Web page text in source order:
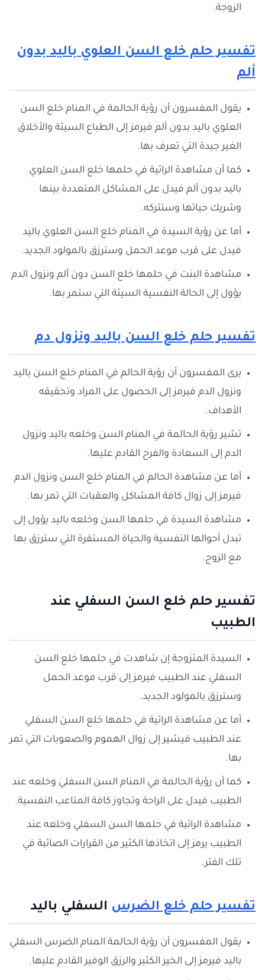
الزوجة.
تفسير حلم خلع السن العلوي باليد بدون
ألم
يقول المفسرون أن رؤية الحالمة في المنام خلع السن
العلوي باليد بدون ألم فيرمز إلى الطباع السيئة والأخلاق
الغير جيدة التي تعرف بها.
كما أن مشاهدة الرائية في حلمها خلع السن العلوي
باليد بدون ألم فيدل على المشاكل المتعددة بينها
وشريك حياتها وستتركه.
أما عن رؤية السيدة في المنام خلع السن العلوي باليد
فيدل على قرب موعد الحمل وسترزق بالمولود الجديد.
مشاهدة البنت في حلمها خلع السن دون ألم ونزول الدم
يؤول إلى الحالة النفسية السيئة التي ستمر بها.
تفسير حلم خلع السن باليد ونزول دم
يرى المفسرون أن رؤية الحالم في المنام خلع السن باليد
ونزول الدم فيرمز إلى الحصول على المراد وتحقيقه
الأهداف.
تشير رؤية الحالمة في المنام السن وخلعه باليد ونزول
الدم إلى السعادة والفرح القادم عليها.
أما عن مشاهدة الحالم في المنام خلع السن ونزول الدم
فيرمز إلى زوال كافة المشاكل والعقبات التي تمر بها.
مشاهدة السيدة في حلمها السن وخلعه باليد يؤول إلى
تبدل أحوالها النفسية والحياة المستقرة التي سترزق بها
مع الزوج.
تفسير حلم خلع السن السفلي عند
الطبيب
السيدة المتزوجة إن شاهدت في حلمها خلع السن
السفلي عند الطبيب فيرمز إلى قرب موعد الحمل
وسترزق بالمولود الجديد.
أما عن مشاهدة الرائية في حلمها خلع السن السفلي
عند الطبيب فيشير إلى زوال الهموم والصعوبات التي تمر
بها.
كما أن رؤية الحالمة في المنام السن السفلي وخلعه عند
الطبيب فيدل على الراحة وتجاوز كافة المتاعب النفسية.
مشاهدة الرائية في حلمها السن السفلي وخلعه عند
الطبيب يرمز إلى اتخاذها الكثير من القرارات الصائبة في
تلك الفتر.
تفسير حلم خلع الضرس السفلي باليد
يقول المفسرون أن رؤية الحالمة المنام الضرس السفلي
باليد فيرمز إلى الخير الكثير والرزق الوفير القادم عليها.